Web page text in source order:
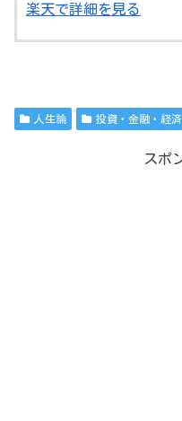
楽天で詳細を見る
人生論 投資・金融・経済
スポ